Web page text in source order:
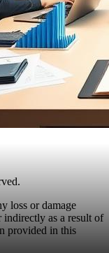
loss or damage
indirectly as a result of
provided in this